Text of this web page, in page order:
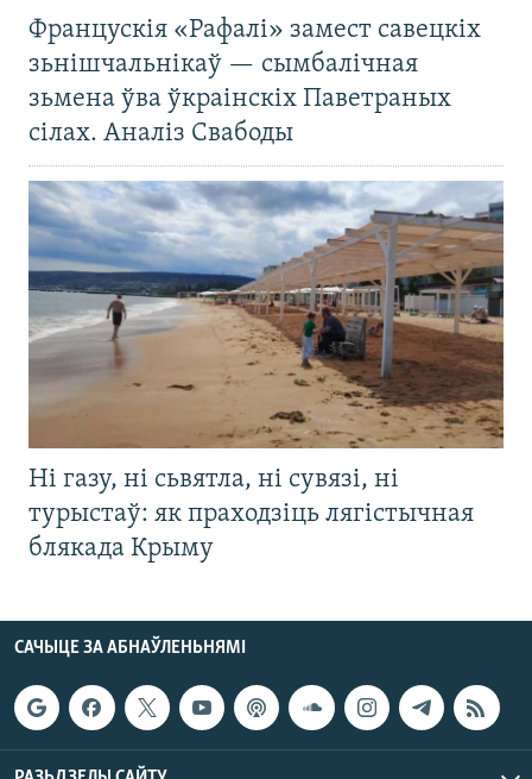
Францускія «Рафалі» замест савецкіх
зьнішчальнікаў — сымбалічная
зьмена ўва ўкраінскіх Паветраных
сілах. Аналіз Свабоды
Ні газу, ні сьвятла, ні сувязі, ні
турыстаў: як праходзіць лягістычная
блякада Крыму
САЧЫЦЕ ЗА АБНАЎЛЕНЬНЯМІ